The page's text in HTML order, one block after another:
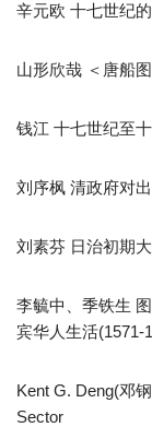
辛元欧 十七世纪
山形欣哉 ＜唐船
钱江 十七世纪至
刘序枫 清政府对
刘素芬 日治初期
李毓中、季铁生
宾华人生活(1571-
Kent G. Deng(邓
Sector